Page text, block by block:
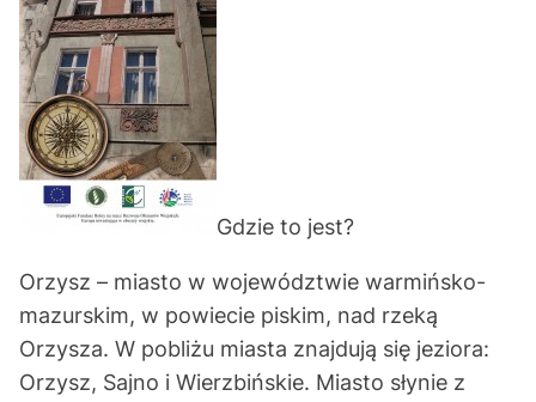
Gdzie to jest?
Orzysz – miasto w województwie warmińsko-
mazurskim, w powiecie piskim, nad rzeką
Orzysza. W pobliżu miasta znajdują się jeziora:
Orzysz, Sajno i Wierzbińskie. Miasto słynie z